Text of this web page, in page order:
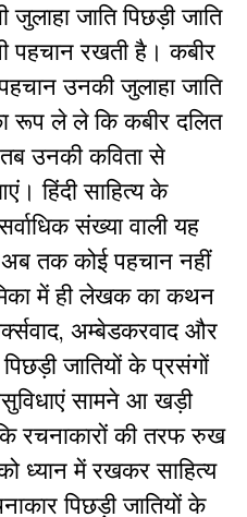
जाति पिछड़ी जाति
रखती है। कबीर
उनकी जुलाहा जाति
रूप ले ले कि कबीर दलित
तब उनकी कविता से
हिंदी साहित्य के
संख्या वाली यह
अब तक कोई पहचान नहीं
में ही लेखक का कथन
, अम्बेडकरवाद और
जातियों के प्रसंगों
सामने आ खड़ी
रचनाकारों की तरफ रुख
ध्यान में रखकर साहित्य
पिछड़ी जातियों के